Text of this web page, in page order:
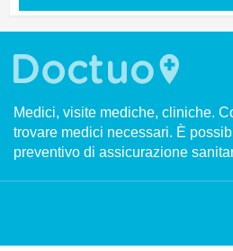
Medici, visite mediche, cliniche.
trovare medici necessari. È
preventivo di assicurazione